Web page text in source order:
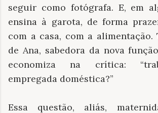
seguir como fotógrafa. E, em
ensina à garota, de forma
com a casa, com a alimentação.
de Ana, sabedora da nova
economiza na crítica:
empregada doméstica?”
Essa questão, aliás,